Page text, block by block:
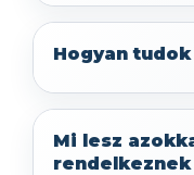
Hogyan
Mi lesz